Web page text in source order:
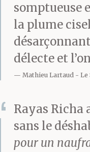
somptueuse
la plume
délecte et
Mathieu Lartaud Le
Rayas Richa
sans le
pour un